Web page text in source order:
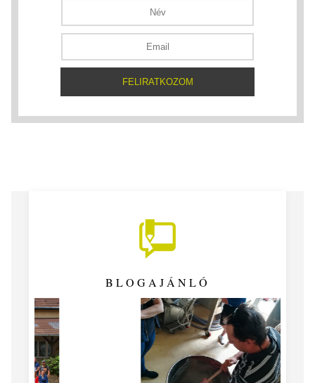
BLOGAJÁNLÓ